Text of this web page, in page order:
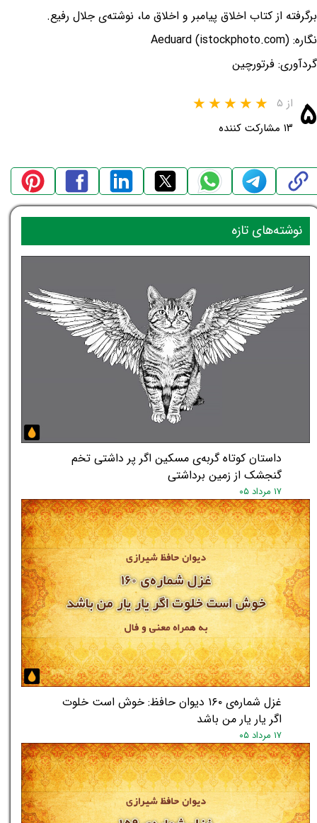
برگرفته از کتاب اخلاق پیامبر و اخلاق ما، نوشته‌ی جلال رفیع.
نگاره: Aeduard (istockphoto.com)
گردآوری: فرتورچین
۵ از ۵
۱۳ مشارکت کننده
داستان کوتاه گربه‌ی مسکین اگر پر داشتی تخم
گنجشک از زمین برداشتی
۱۷ مرداد ۰۵
غزل شماره‌ی ۱۶۰ دیوان حافظ: خوش است خلوت
اگر یار یار من باشد
۱۷ مرداد ۰۵
نوشته‌های تازه